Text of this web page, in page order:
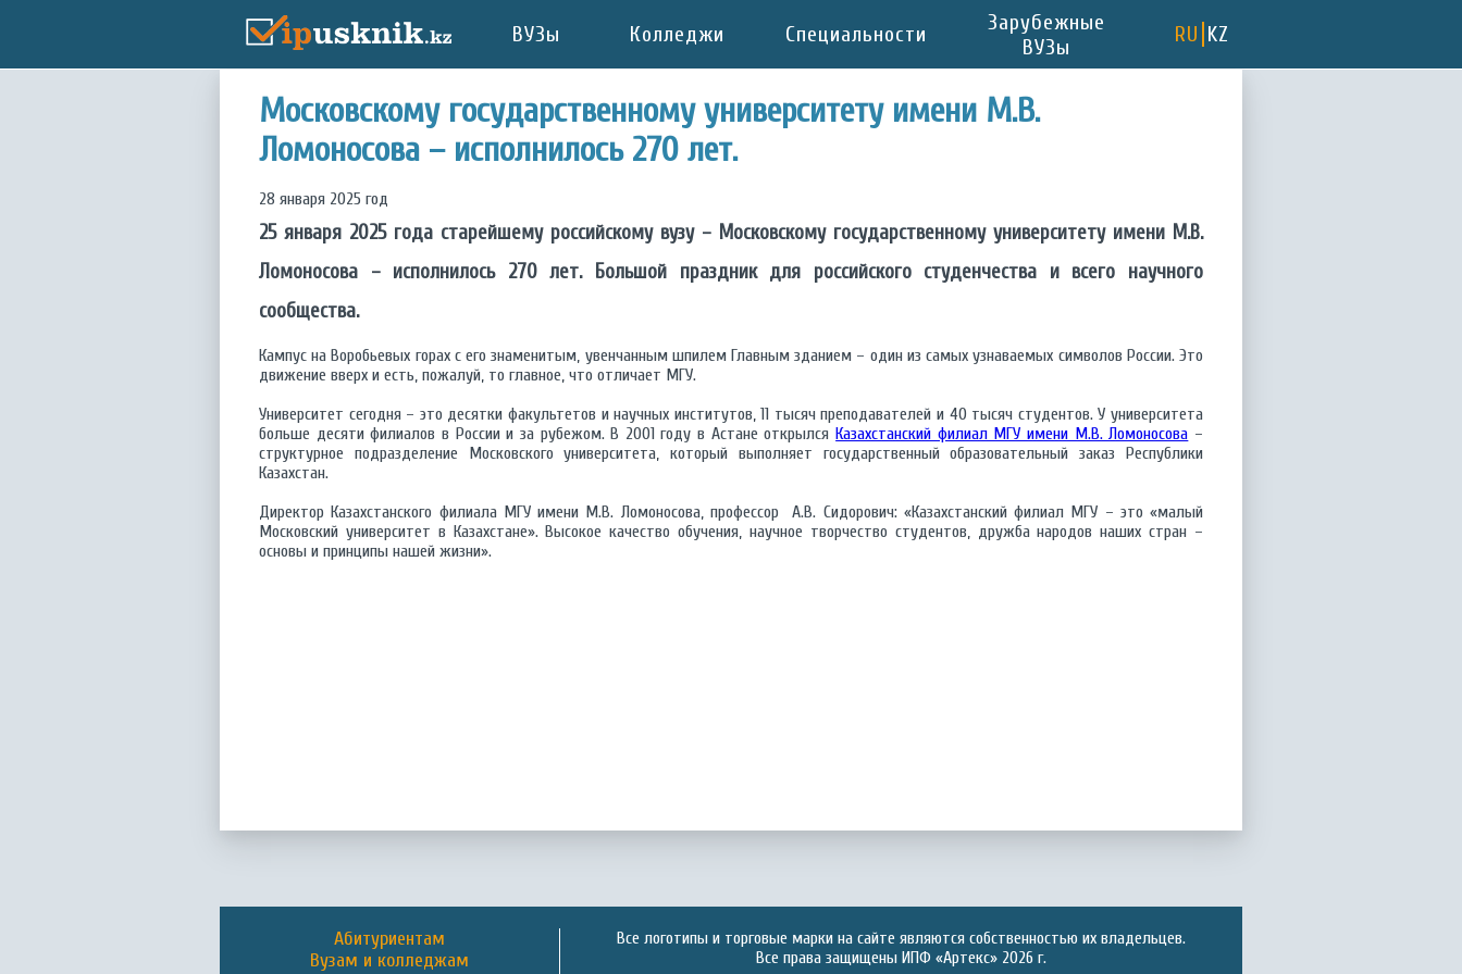
ВУЗы Колледжи Специальности
Зарубежные
ВУЗы
RU KZ
Московскому государственному университету имени М.В.
Ломоносова – исполнилось 270 лет.
28 января 2025 год
25 января 2025 года старейшему российскому вузу – Московскому государственному университету имени М.В.
Ломоносова – исполнилось 270 лет. Большой праздник для российского студенчества и всего научного
сообщества.
Кампус на Воробьевых горах с его знаменитым, увенчанным шпилем Главным зданием – один из самых узнаваемых символов России. Это
движение вверх и есть, пожалуй, то главное, что отличает МГУ.
Университет сегодня – это десятки факультетов и научных институтов, 11 тысяч преподавателей и 40 тысяч студентов. У университета
больше десяти филиалов в России и за рубежом. В 2001 году в Астане открылсяКазахстанский филиал МГУ имени М.В. Ломоносова –
структурное подразделение Московского университета, который выполняет государственный образовательный заказ Республики
Казахстан.
Директор Казахстанского филиала МГУ имени М.В. Ломоносова, профессор А.В. Сидорович: «Казахстанский филиал МГУ – это «малый
Московский университет в Казахстане». Высокое качество обучения, научное творчество студентов, дружба народов наших стран –
основы и принципы нашей жизни».
Абитуриентам
Вузам и колледжам
Все логотипы и торговые марки на сайте являются собственностью их владельцев.
Все права защищены ИПФ «Артекс» 2026 г.